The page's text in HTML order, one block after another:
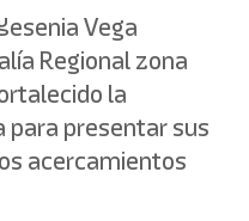
Vega
Regional zona
la
para presentar sus
acercamientos